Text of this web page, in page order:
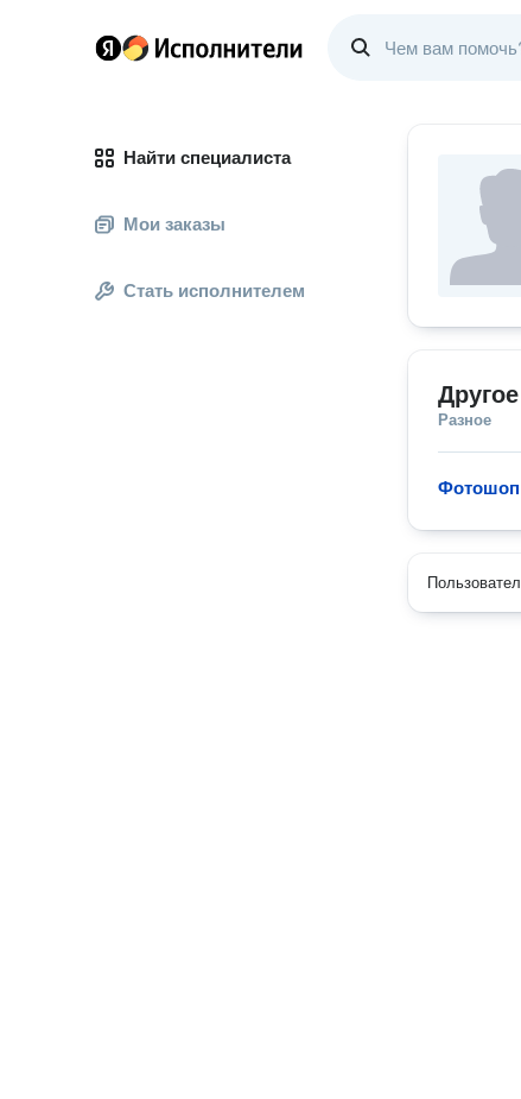
Найти специалиста
Мои заказы
Стать исполнителем
Другое
Разное
Фотошоп